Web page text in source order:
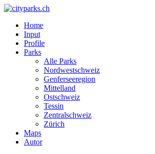
Home
Input
Profile
Parks
Alle Parks
Nordwestschweiz
Genferseeregion
Mittelland
Ostschweiz
Tessin
Zentralschweiz
Zürich
Maps
Autor